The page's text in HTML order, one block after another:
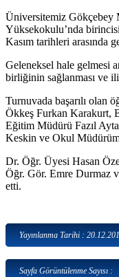
Üniversitemiz Gökçebey
Yüksekokulu’nda
Kasım tarihleri arasında
Geleneksel hale gelmesi
birliğinin sağlanması ve
Turnuvada başarılı olan
Ökkeş Furkan Karakurt,
Eğitim Müdürü Fazıl
Keskin ve Okul
Dr. Öğr. Üyesi Hasan
Öğr. Gör. Emre Durmaz
etti.
Yayınlanma Tarihi :
Sayfa Görüntülenme Sayısı :